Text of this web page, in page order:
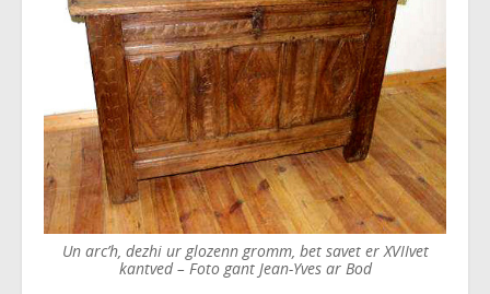
Un arc’h, dezhi ur glozenn gromm, bet savet er XVIIvet
kantved – Foto gant Jean-Yves ar Bod